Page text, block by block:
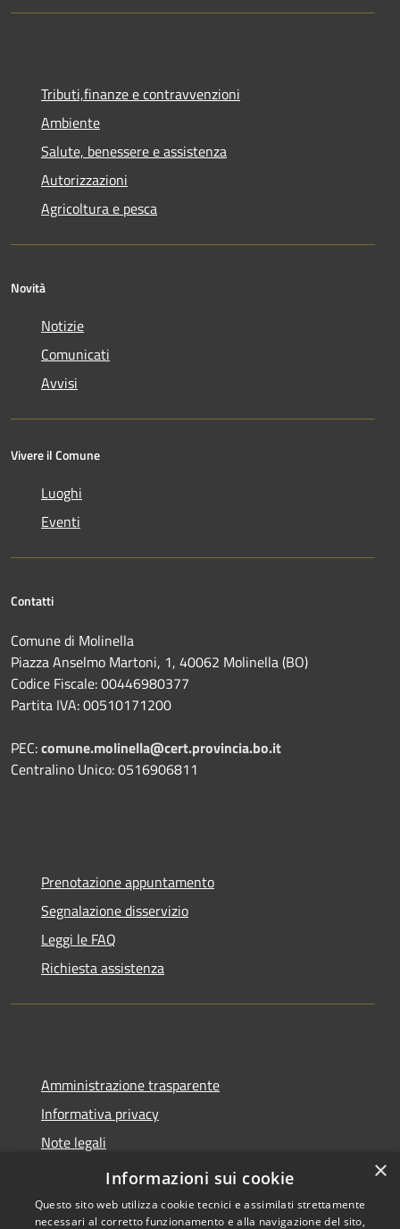
Tributi,finanze e contravvenzioni
Ambiente
Salute, benessere e assistenza
Autorizzazioni
Agricoltura e pesca
Novità
Notizie
Comunicati
Avvisi
Vivere il Comune
Luoghi
Eventi
Contatti
Comune di Molinella
Piazza Anselmo Martoni, 1, 40062 Molinella (BO)
Codice Fiscale: 00446980377
Partita IVA: 00510171200
PEC:comune.molinella@cert.provincia.bo.it
Centralino Unico: 0516906811
Prenotazione appuntamento
Segnalazione disservizio
Leggi le FAQ
Richiesta assistenza
Amministrazione trasparente
Informativa privacy
Note legali
Dichiarazione di accessibilità
×
Informazioni sui cookie
Questo sito web utilizza cookie tecnici e assimilati strettamente
necessari al corretto funzionamento e alla navigazione del sito,